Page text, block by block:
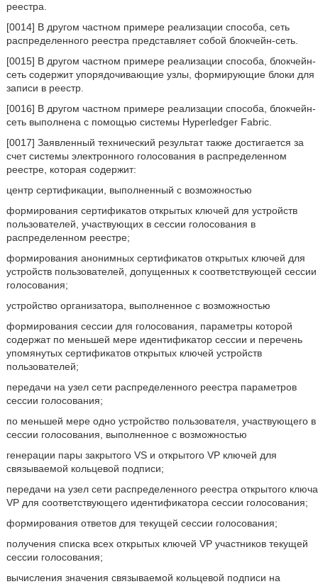
реестра.
[0014] В другом частном примере реализации способа, сеть
распределенного реестра представляет собой блокчейн-сеть.
[0015] В другом частном примере реализации способа, блокчейн-
сеть содержит упорядочивающие узлы, формирующие блоки для
записи в реестр.
[0016] В другом частном примере реализации способа, блокчейн-
сеть выполнена с помощью системы Hyperledger Fabric.
[0017] Заявленный технический результат также достигается за
счет системы электронного голосования в распределенном
реестре, которая содержит:
центр сертификации, выполненный с возможностью
формирования сертификатов открытых ключей для устройств
пользователей, участвующих в сессии голосования в
распределенном реестре;
формирования анонимных сертификатов открытых ключей для
устройств пользователей, допущенных к соответствующей сессии
голосования;
устройство организатора, выполненное с возможностью
формирования сессии для голосования, параметры которой
содержат по меньшей мере идентификатор сессии и перечень
упомянутых сертификатов открытых ключей устройств
пользователей;
передачи на узел сети распределенного реестра параметров
сессии голосования;
по меньшей мере одно устройство пользователя, участвующего в
сессии голосования, выполненное с возможностью
генерации пары закрытого VS и открытого VP ключей для
связываемой кольцевой подписи;
передачи на узел сети распределенного реестра открытого ключа
VP для соответствующего идентификатора сессии голосования;
формирования ответов для текущей сессии голосования;
получения списка всех открытых ключей VP участников текущей
сессии голосования;
вычисления значения связываемой кольцевой подписи на